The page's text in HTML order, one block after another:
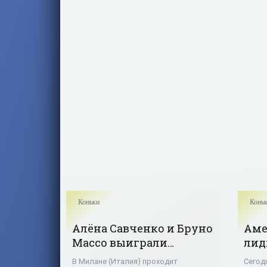
Коньки
Алёна Савченко и Бруно
Массо выиграли
короткую программу
В Милане (Италия) проходит